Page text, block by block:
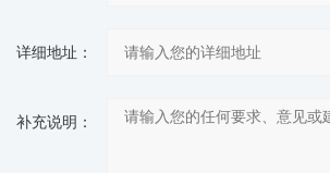
详细地址：
补充说明：